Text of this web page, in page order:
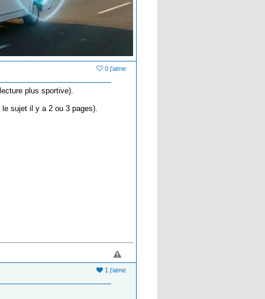
0 j'aime
plus sportive).
sujet il y a 2 ou 3 pages).
1 j'aime